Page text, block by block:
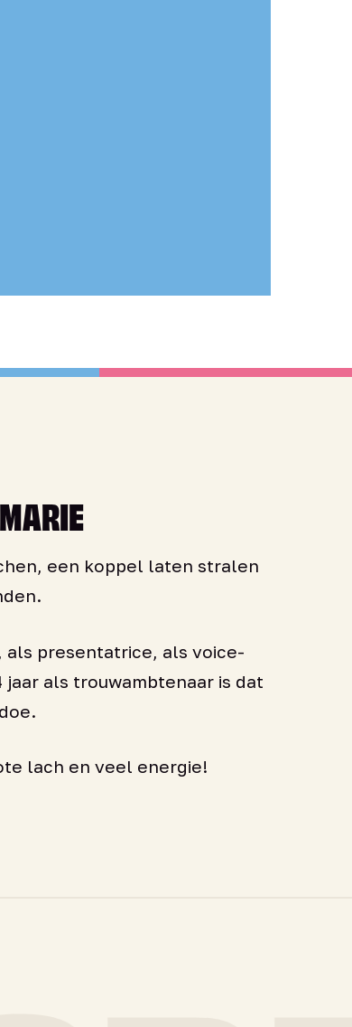
een koppel laten stralen
als presentatrice, als voice-
jaar als trouwambtenaar is dat
lach en veel energie!